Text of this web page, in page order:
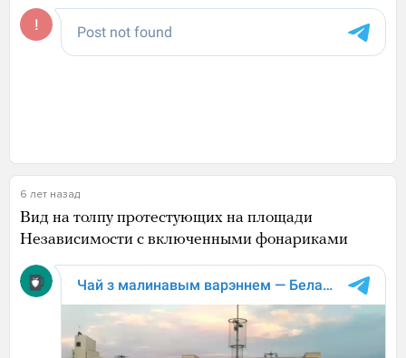
6 лет назад
Вид на толпу протестующих на площади
Независимости с включенными фонариками